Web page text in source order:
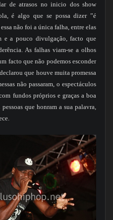
de atrasos no inicio dos show
é algo que se possa dizer ”é
não foi a única falha, entre elas
e a pouco divulgação, facto que
As falhas viam-se a olhos
facto que não podemos esconder
que houve muita promessa
não passaram, o espectáculos
fundos próprios e graças a boa
que honram a sua palavra,